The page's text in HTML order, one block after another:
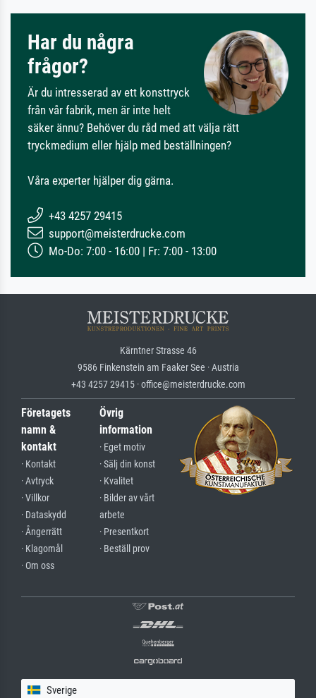
Har du några
frågor?
Är du intresserad av ett konsttryck
från vår fabrik, men är inte helt
säker ännu? Behöver du råd med att välja rätt
tryckmedium eller hjälp med beställningen?
Våra experter hjälper dig gärna.
+43 4257 29415
support@meisterdrucke.com
Mo-Do: 7:00 - 16:00 | Fr: 7:00 - 13:00
Kärntner Strasse 46
9586 Finkenstein am Faaker See · Austria
+43 4257 29415 · office@meisterdrucke.com
Företagets
namn &
kontakt
· Kontakt
· Avtryck
· Villkor
· Dataskydd
· Ångerrätt
· Klagomål
· Om oss
Övrig
information
· Eget motiv
· Sälj din konst
· Kvalitet
· Bilder av vårt
arbete
· Presentkort
· Beställ prov
Sverige